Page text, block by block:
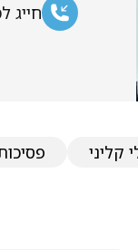
חייג
קליני